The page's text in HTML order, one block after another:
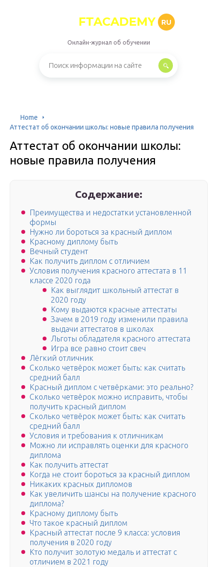
FTACADEMY RU
Онлайн-журнал об обучении
Home
Аттестат об окончании школы: новые правила получения
Аттестат об окончании школы:
новые правила получения
Содержание:
Преимущества и недостатки установленной
формы
Нужно ли бороться за красный диплом
Красному диплому быть
Вечный студент
Как получить диплом с отличием
Условия получения красного аттестата в 11
классе 2020 года
Как выглядит школьный аттестат в
2020 году
Кому выдаются красные аттестаты
Зачем в 2019 году изменили правила
выдачи аттестатов в школах
Льготы обладателя красного аттестата
Игра все равно стоит свеч
Лёгкий отличник
Сколько четвёрок может быть: как считать
средний балл
Красный диплом с четвёрками: это реально?
Сколько четвёрок можно исправить, чтобы
получить красный диплом
Сколько четвёрок может быть: как считать
средний балл
Условия и требования к отличникам
Можно ли исправлять оценки для красного
диплома
Как получить аттестат
Когда не стоит бороться за красный диплом
Никаких красных дипломов
Как увеличить шансы на получение красного
диплома?
Красному диплому быть
Что такое красный диплом
Красный аттестат после 9 класса: условия
получения в 2020 году
Кто получит золотую медаль и аттестат с
отличием в 2021 году